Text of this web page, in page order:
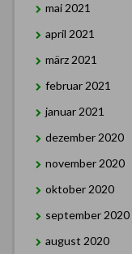
mai 2021
april 2021
märz 2021
februar 2021
januar 2021
dezember 2020
november 2020
oktober 2020
september 2020
august 2020